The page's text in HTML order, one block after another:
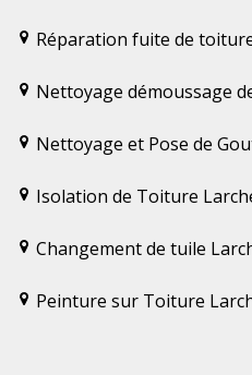
Réparation fuite de
Nettoyage démoussage
Nettoyage et Pose de
Isolation de Toiture
Changement de tuile
Peinture sur Toiture